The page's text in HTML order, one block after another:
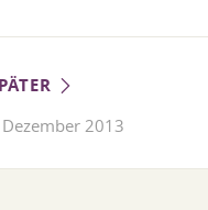
2013